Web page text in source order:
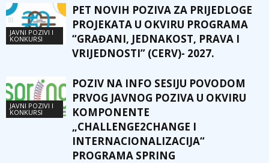
JAVNI POZIVI I
KONKURSI
PET NOVIH POZIVA ZA PRIJEDLOGE
PROJEKATA U OKVIRU PROGRAMA
“GRAĐANI, JEDNAKOST, PRAVA I
VRIJEDNOSTI” (CERV)- 2027.
JAVNI POZIVI I
KONKURSI
POZIV NA INFO SESIJU POVODOM
PRVOG JAVNOG POZIVA U OKVIRU
KOMPONENTE
„CHALLENGE2CHANGE I
INTERNACIONALIZACIJA“
PROGRAMA SPRING